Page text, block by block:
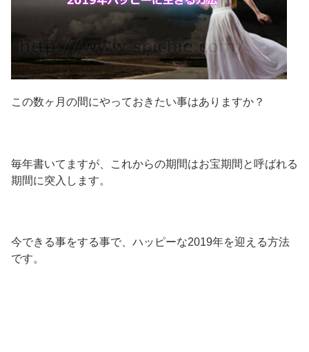
この数ヶ月の間にやっておきたい事はありますか？
毎年書いてますが、これからの期間はお宝期間と呼ばれる
期間に突入します。
今できる事をする事で、ハッピーな2019年を迎える方法
です。